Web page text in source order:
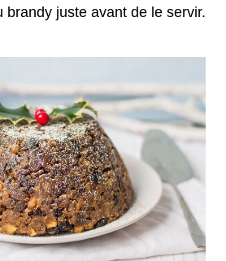
brandy juste avant de le servir.